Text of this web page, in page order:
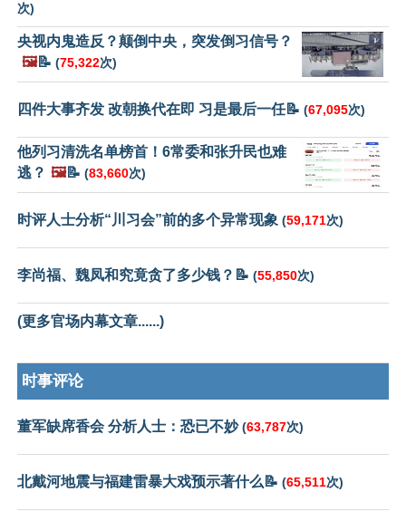
次)
央视内鬼造反？颠倒中央，突发倒习信号？
🖼️📝 (75,322次)
四件大事齐发 改朝换代在即 习是最后一任📝 (67,095次)
他列习清洗名单榜首！6常委和张升民也难
逃？ 🖼️📝 (83,660次)
时评人士分析“川习会”前的多个异常现象 (59,171次)
李尚福、魏凤和究竟贪了多少钱？📝 (55,850次)
(更多官场内幕文章......)
时事评论
董军缺席香会 分析人士：恐已不妙(63,787次)
北戴河地震与福建雷暴大戏预示著什么📝 (65,511次)